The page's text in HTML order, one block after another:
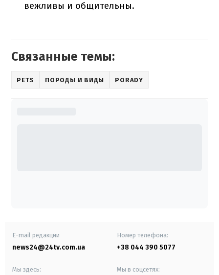
вежливы и общительны.
Связанные темы:
PETS ПОРОДЫ И ВИДЫ PORADY
E-mail редакции
news24@24tv.com.ua
Номер телефона:
+38 044 390 5077
Мы здесь: Мы в соцсетях: